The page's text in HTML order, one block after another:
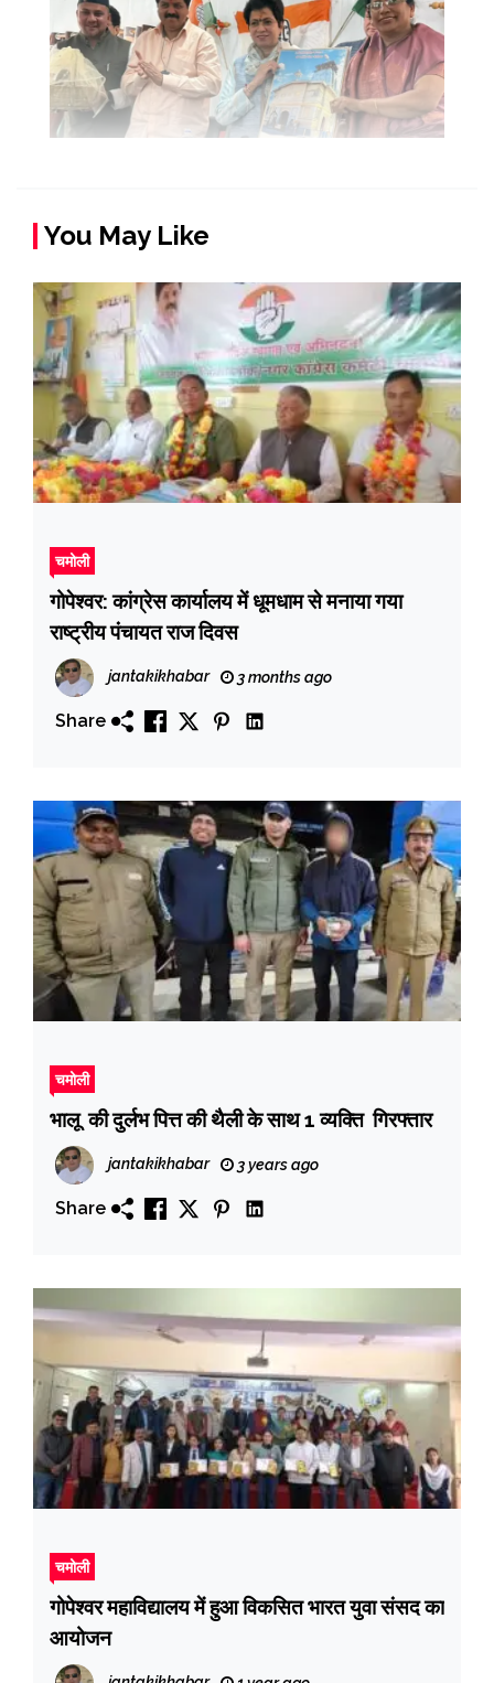
You May Like
चमोली
गोपेश्वर: कांग्रेस कार्यालय में धूमधाम से मनाया गया
राष्ट्रीय पंचायत राज दिवस
jantakikhabar 3 months ago
Share
चमोली
भालू की दुर्लभ पित्त की थैली के साथ 1 व्यक्ति गिरफ्तार
jantakikhabar 3 years ago
Share
चमोली
गोपेश्वर महाविद्यालय में हुआ विकसित भारत युवा संसद का
आयोजन